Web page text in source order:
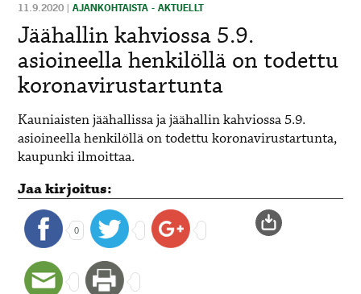
11.9.2020 |AJANKOHTAISTA - AKTUELLT
Jäähallin kahviossa 5.9.
asioineella henkilöllä on todettu
koronavirustartunta
Kauniaisten jäähallissa ja jäähallin kahviossa 5.9.
asioineella henkilöllä on todettu koronavirustartunta,
kaupunki ilmoittaa.
Jaa kirjoitus:
0